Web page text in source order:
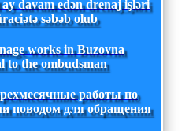
davam edən drenaj işləri
səbəb olub
works in Buzovna
to the ombudsman
работы по
поводом для обращения